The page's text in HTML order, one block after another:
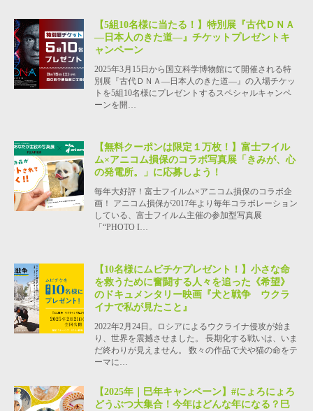
【5組10名様に当たる！】特別展『古代ＤＮＡ
―日本人のきた道―』チケットプレゼントキ
ャンペーン
2025年3月15日から国立科学博物館にて開催される特
別展『古代ＤＮＡ―日本人のきた道―』の入場チケッ
トを5組10名様にプレゼントするスペシャルキャンペ
ーンを開…
【無料クーポンは限定１万枚！】富士フイル
ム×アニコム損保のコラボ写真展「きみが、心
の発電所。」に応募しよう！
毎年大好評！富士フイルム×アニコム損保のコラボ企
画！ アニコム損保が2017年より毎年コラボレーション
している、富士フイルム主催の参加型写真展
「“PHOTO I…
【10名様にムビチケプレゼント！】小さな命
を救うために奮闘する人々を追った《希望》
のドキュメンタリー映画『犬と戦争 ウクラ
イナで私が見たこと』
2022年2月24日。ロシアによるウクライナ侵攻が始ま
り、世界を震撼させました。 長期化する戦いは、いま
だ終わりが見えません。 数々の作品で犬や猫の命をテ
ーマに…
【2025年｜巳年キャンペーン】#にょろにょろ
どうぶつ大集合！今年はどんな年になる？巳